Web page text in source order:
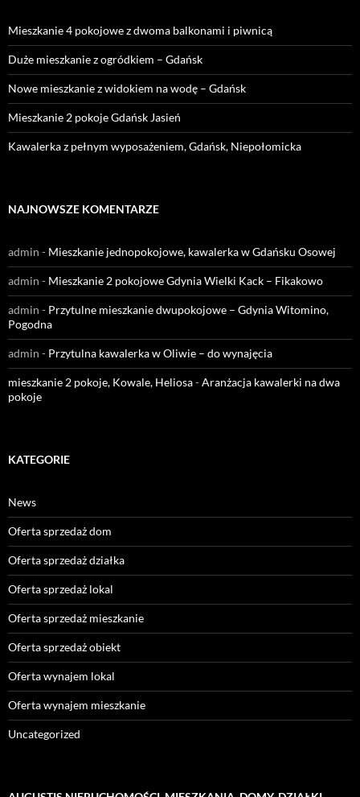
Mieszkanie 4 pokojowe z dwoma balkonami i piwnicą
Duże mieszkanie z ogródkiem – Gdańsk
Nowe mieszkanie z widokiem na wodę – Gdańsk
Mieszkanie 2 pokoje Gdańsk Jasień
Kawalerka z pełnym wyposażeniem, Gdańsk, Niepołomicka
NAJNOWSZE KOMENTARZE
admin - Mieszkanie jednopokojowe, kawalerka w Gdańsku Osowej
admin - Mieszkanie 2 pokojowe Gdynia Wielki Kack – Fikakowo
admin - Przytulne mieszkanie dwupokojowe – Gdynia Witomino,
Pogodna
admin - Przytulna kawalerka w Oliwie – do wynajęcia
mieszkanie 2 pokoje, Kowale, Heliosa-Aranżacja kawalerki na dwa
pokoje
KATEGORIE
News
Oferta sprzedaż dom
Oferta sprzedaż działka
Oferta sprzedaż lokal
Oferta sprzedaż mieszkanie
Oferta sprzedaż obiekt
Oferta wynajem lokal
Oferta wynajem mieszkanie
Uncategorized